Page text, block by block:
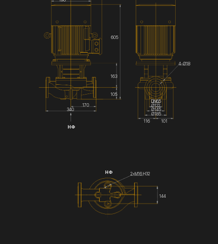
DN65
605
4-Ø18
163
105
170
340
Ø122
Ø145
Ø185
116
101
НФ
НФ 2×М16 Н32
144